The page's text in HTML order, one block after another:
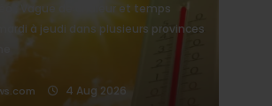
: Vague de chaleur et temps
à jeudi dans plusieurs provinces
4 Aug 2026